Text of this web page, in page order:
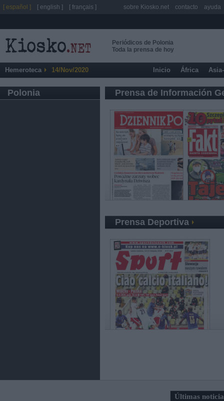
Periódicos de Polonia
Toda la prensa de hoy
Hemeroteca 14/Nov/2020 Inicio África
Polonia Prensa de Información
Prensa Deportiva
Últimas
[ español ] [ english ] [ français ] sobre Kiosko.net contacto ayuda